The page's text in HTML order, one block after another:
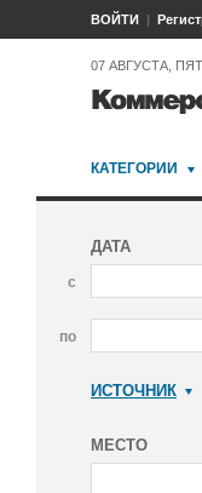
ВОЙТИ
07 АВГУСТА,
КАТЕГОРИИ
ДАТА
с
по
ИСТОЧНИК
МЕСТО